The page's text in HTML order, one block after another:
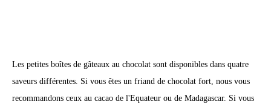
Les petites boîtes de gâteaux au chocolat sont disponibles dans quatre
saveurs différentes. Si vous êtes un friand de chocolat fort, nous vous
recommandons ceux au cacao de l'Equateur ou de Madagascar. Si vous